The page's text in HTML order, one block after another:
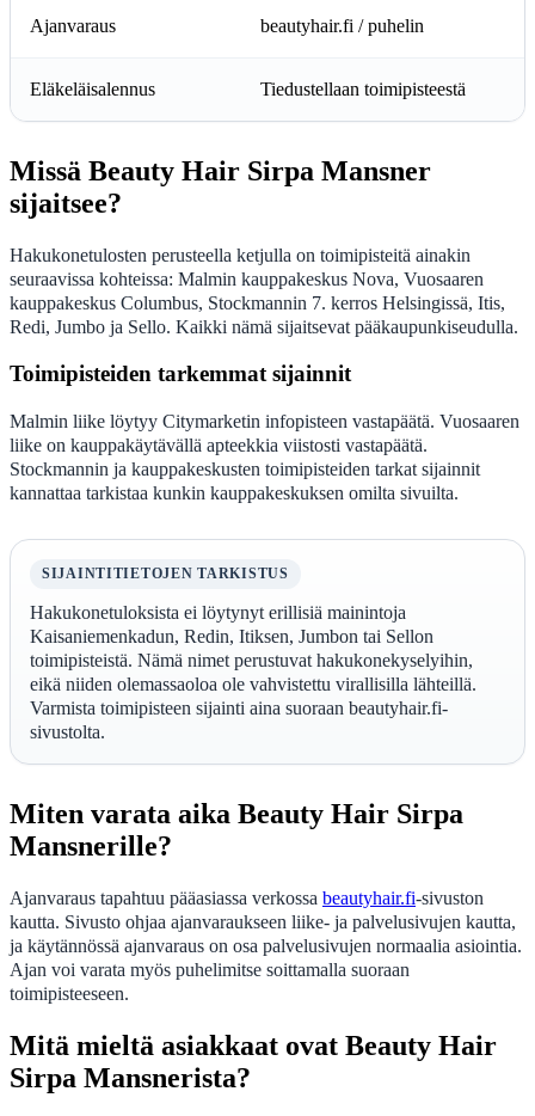
Ajanvaraus beautyhair.fi / puhelin
Eläkeläisalennus Tiedustellaan toimipisteestä
Missä Beauty Hair Sirpa Mansner
sijaitsee?
Hakukonetulosten perusteella ketjulla on toimipisteitä ainakin
seuraavissa kohteissa: Malmin kauppakeskus Nova, Vuosaaren
kauppakeskus Columbus, Stockmannin 7. kerros Helsingissä, Itis,
Redi, Jumbo ja Sello. Kaikki nämä sijaitsevat pääkaupunkiseudulla.
Toimipisteiden tarkemmat sijainnit
Malmin liike löytyy Citymarketin infopisteen vastapäätä. Vuosaaren
liike on kauppakäytävällä apteekkia viistosti vastapäätä.
Stockmannin ja kauppakeskusten toimipisteiden tarkat sijainnit
kannattaa tarkistaa kunkin kauppakeskuksen omilta sivuilta.
SIJAINTITIETOJEN TARKISTUS
Hakukonetuloksista ei löytynyt erillisiä mainintoja
Kaisaniemenkadun, Redin, Itiksen, Jumbon tai Sellon
toimipisteistä. Nämä nimet perustuvat hakukonekyselyihin,
eikä niiden olemassaoloa ole vahvistettu virallisilla lähteillä.
Varmista toimipisteen sijainti aina suoraan beautyhair.fi-
sivustolta.
Miten varata aika Beauty Hair Sirpa
Mansnerille?
Ajanvaraus tapahtuu pääasiassa verkossa beautyhair.fi-sivuston
kautta. Sivusto ohjaa ajanvaraukseen liike- ja palvelusivujen kautta,
ja käytännössä ajanvaraus on osa palvelusivujen normaalia asiointia.
Ajan voi varata myös puhelimitse soittamalla suoraan
toimipisteeseen.
Mitä mieltä asiakkaat ovat Beauty Hair
Sirpa Mansnerista?